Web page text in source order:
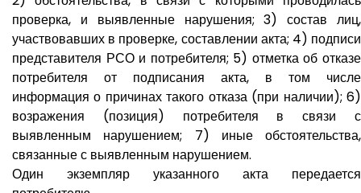
проверка, и выявленные нарушения; 3) состав лиц,
участвовавших в проверке, составлении акта; 4) подписи
представителя РСО и потребителя; 5) отметка об отказе
потребителя от подписания акта, в том числе
информация о причинах такого отказа (при наличии); 6)
возражения (позиция) потребителя в связи с
выявленным нарушением; 7) иные обстоятельства,
связанные с выявленным нарушением.
Один экземпляр указанного акта передается